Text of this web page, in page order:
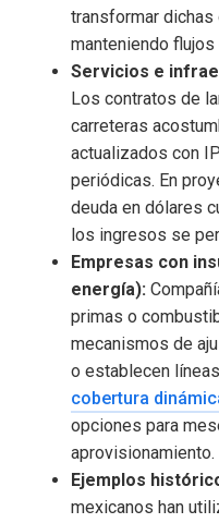
transformar
manteniendo
Servicios e
Los contratos de
carreteras
actualizados con
periódicas. En
deuda en dólares
los ingresos se
Empresas con
energía):
primas o
mecanismos de
o establecen
cobertura
opciones para
aprovisionamiento.
Ejemplos
mexicanos han